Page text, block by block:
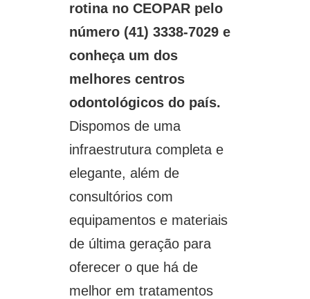
rotina no CEOPAR pelo
número (41) 3338-7029 e
conheça um dos
melhores centros
odontológicos do país.
Dispomos de uma
infraestrutura completa e
elegante, além de
consultórios com
equipamentos e materiais
de última geração para
oferecer o que há de
melhor em tratamentos